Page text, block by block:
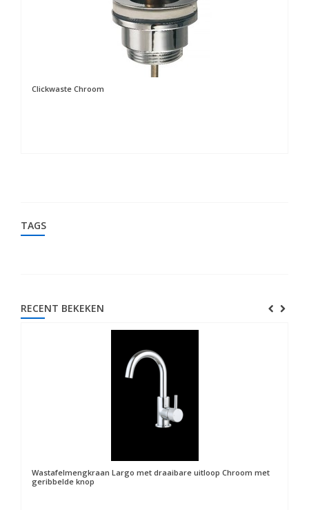
Clickwaste Chroom
TAGS
RECENT BEKEKEN
Wastafelmengkraan Largo met draaibare uitloop Chroom met
geribbelde knop